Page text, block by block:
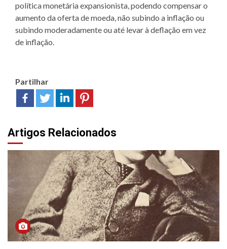
política monetária expansionista, podendo compensar o
aumento da oferta de moeda, não subindo a inflação ou
subindo moderadamente ou até levar à deflação em vez
de inflação.
Partilhar
Artigos Relacionados